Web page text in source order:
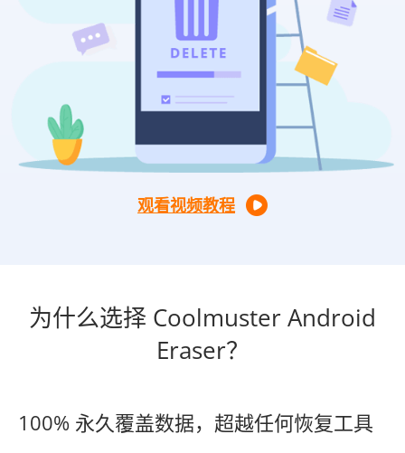
观看视频教程
为什么选择 Coolmuster Android
Eraser？
100% 永久覆盖数据，超越任何恢复工具